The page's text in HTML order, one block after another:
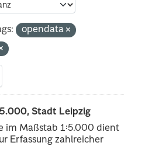
opendata
Stadt Leipzig
im Maßstab 1:5.000 dient
Erfassung zahlreicher